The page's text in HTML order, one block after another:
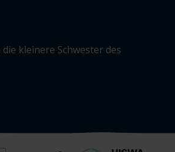
die kleinere Schwester des